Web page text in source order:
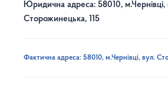
Юридична адреса: 58010, м.Чернівці,
Сторожинецька, 115
Фактична адреса: 58010, м.Чернівці, вул.